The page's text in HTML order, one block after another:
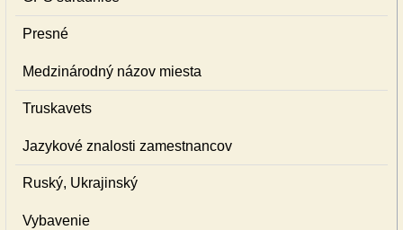
Presné
Medzinárodný názov miesta
Truskavets
Jazykové znalosti zamestnancov
Ruský, Ukrajinský
Vybavenie